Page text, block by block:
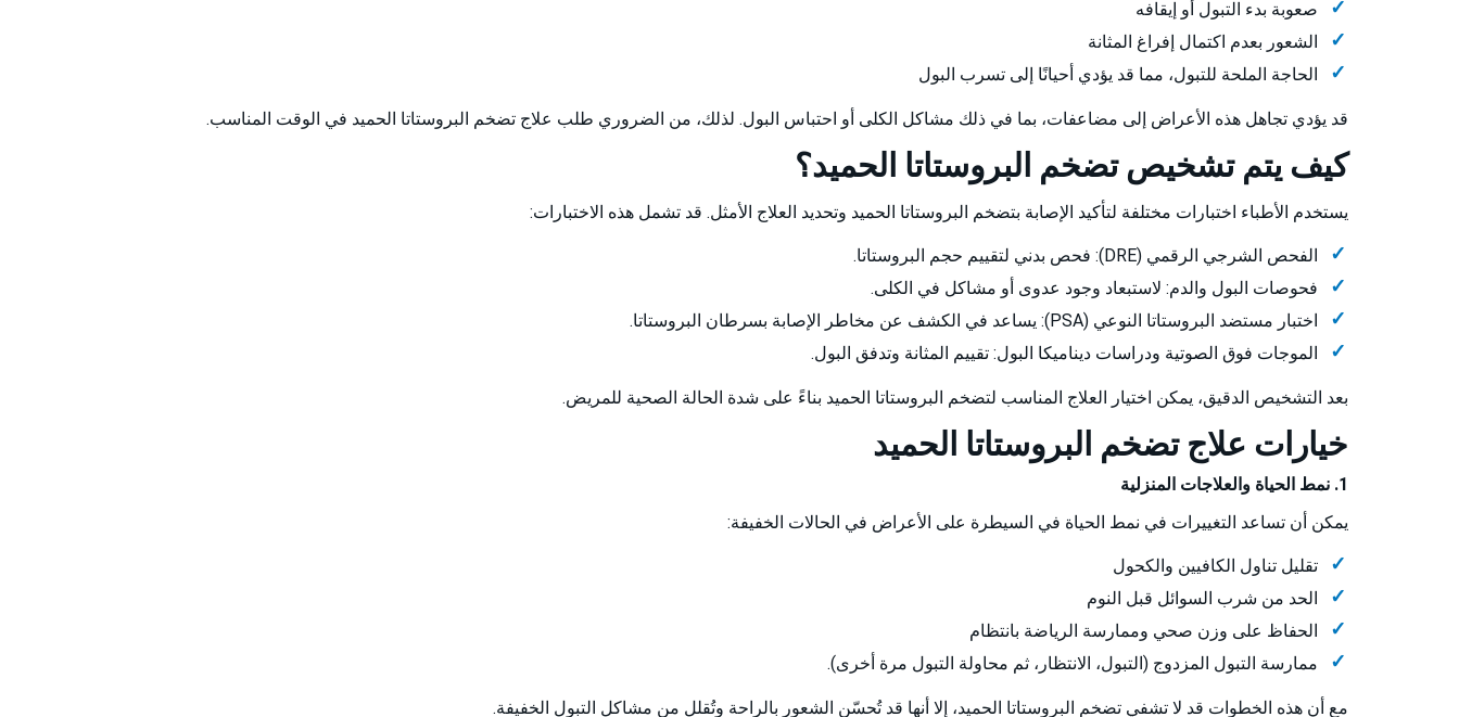
صعوبة بدء التبول أو إيقافه
الشعور بعدم اكتمال إفراغ المثانة
الحاجة الملحة للتبول، مما قد يؤدي أحيانًا إلى تسرب البول
قد يؤدي تجاهل هذه الأعراض إلى مضاعفات، بما في ذلك مشاكل الكلى أو احتباس البول. لذلك، من الضروري طلب علاج تضخم البروستاتا الحميد في الوقت المناسب.
كيف يتم تشخيص تضخم البروستاتا الحميد؟
يستخدم الأطباء اختبارات مختلفة لتأكيد الإصابة بتضخم البروستاتا الحميد وتحديد العلاج الأمثل. قد تشمل هذه الاختبارات:
الفحص الشرجي الرقمي (DRE): فحص بدني لتقييم حجم البروستاتا.
فحوصات البول والدم: لاستبعاد وجود عدوى أو مشاكل في الكلى.
اختبار مستضد البروستاتا النوعي (PSA): يساعد في الكشف عن مخاطر الإصابة بسرطان البروستاتا.
الموجات فوق الصوتية ودراسات ديناميكا البول: تقييم المثانة وتدفق البول.
بعد التشخيص الدقيق، يمكن اختيار العلاج المناسب لتضخم البروستاتا الحميد بناءً على شدة الحالة الصحية للمريض.
خيارات علاج تضخم البروستاتا الحميد
1. نمط الحياة والعلاجات المنزلية
يمكن أن تساعد التغييرات في نمط الحياة في السيطرة على الأعراض في الحالات الخفيفة:
تقليل تناول الكافيين والكحول
الحد من شرب السوائل قبل النوم
الحفاظ على وزن صحي وممارسة الرياضة بانتظام
ممارسة التبول المزدوج (التبول، الانتظار، ثم محاولة التبول مرة أخرى).
مع أن هذه الخطوات قد لا تشفي تضخم البروستاتا الحميد، إلا أنها قد تُحسّن الشعور بالراحة وتُقلل من مشاكل التبول الخفيفة.